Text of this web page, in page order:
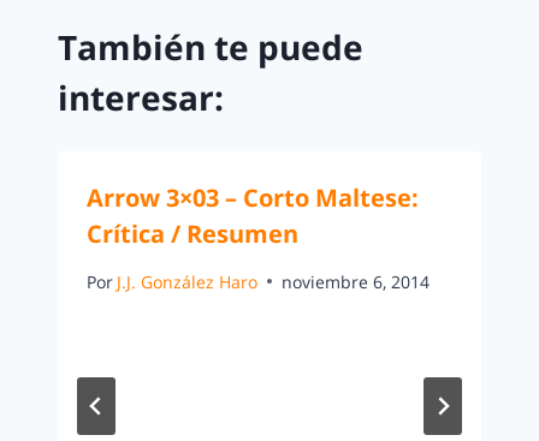
También te puede
interesar:
Arrow 3×03 – Corto Maltese:
Crítica / Resumen
Por J.J. González Haro noviembre 6, 2014